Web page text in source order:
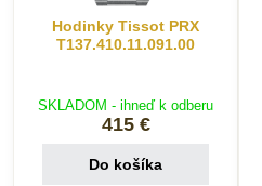
Hodinky Tissot PRX
T137.410.11.091.00
SKLADOM - ihneď k odberu
415 €
Do košíka